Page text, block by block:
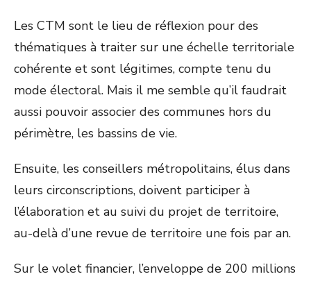
Les CTM sont le lieu de réflexion pour des
thématiques à traiter sur une échelle territoriale
cohérente et sont légitimes, compte tenu du
mode électoral. Mais il me semble qu’il faudrait
aussi pouvoir associer des communes hors du
périmètre, les bassins de vie.
Ensuite, les conseillers métropolitains, élus dans
leurs circonscriptions, doivent participer à
l’élaboration et au suivi du projet de territoire,
au-delà d’une revue de territoire une fois par an.
Sur le volet financier, l’enveloppe de 200 millions